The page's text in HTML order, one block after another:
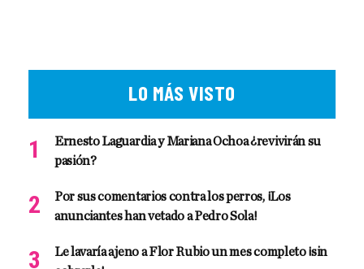
LO MÁS VISTO
Ernesto Laguardia y Mariana Ochoa ¿revivirán su
pasión?
Por sus comentarios contra los perros, ¡Los
anunciantes han vetado a Pedro Sola!
Le lavaría ajeno a Flor Rubio un mes completo ¡sin